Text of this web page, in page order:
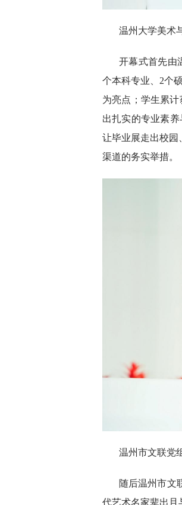
温州大学美术
开幕式首先由
个本科专业、2个
为亮点；学生累
出扎实的专业素养
让毕业展走出校园
渠道的务实举措。
温州市文联党
随后温州市文
代艺术名家辈出且